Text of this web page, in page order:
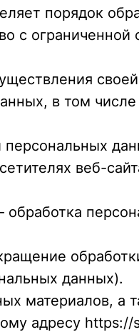
порядок
с ограниченной
в том
веб-
обработка
данных).
материалов,
адресу